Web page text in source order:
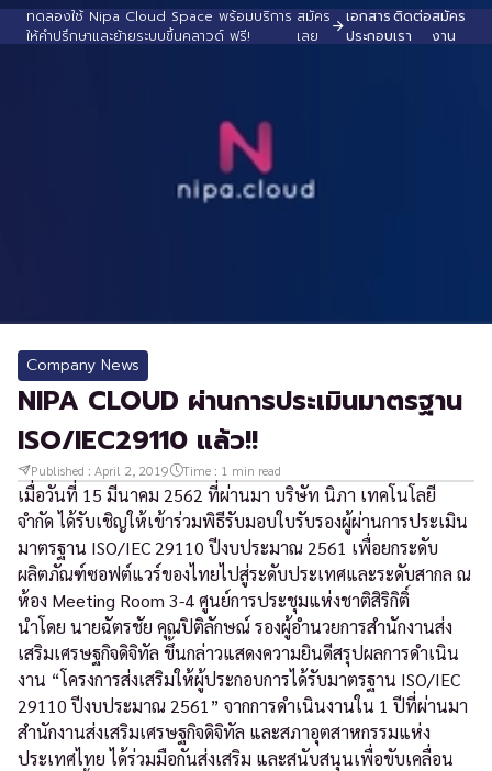
ทดลองใช้ Nipa Cloud Space พร้อมบริการ
ให้คำปรึกษาและย้ายระบบขึ้นคลาวด์ ฟรี!
สมัคร
เลย
เอกสาร
ประกอบ
ติดต่อ
เรา
สมัคร
งาน
Company News
NIPA CLOUD ผ่านการประเมินมาตรฐาน
ISO/IEC29110 แล้ว!!
Published : April 2, 2019 Time : 1 min read
เมื่อวันที่ 15 มีนาคม 2562 ที่ผ่านมา บริษัท นิภา เทคโนโลยี
จำกัด ได้รับเชิญให้เข้าร่วมพิธีรับมอบใบรับรองผู้ผ่านการประเมิน
มาตรฐาน ISO/IEC 29110 ปีงบประมาณ 2561 เพื่อยกระดับ
ผลิตภัณฑ์ซอฟต์แวร์ของไทยไปสู่ระดับประเทศและระดับสากล ณ
ห้อง Meeting Room 3-4 ศูนย์การประชุมแห่งชาติสิริกิติ์
นำโดย นายฉัตรชัย คุณปิติลักษณ์ รองผู้อำนวยการสำนักงานส่ง
เสริมเศรษฐกิจดิจิทัล ขึ้นกล่าวแสดงความยินดีสรุปผลการดำเนิน
งาน “โครงการส่งเสริมให้ผู้ประกอบการได้รับมาตรฐาน ISO/IEC
29110 ปีงบประมาณ 2561” จากการดำเนินงานใน 1 ปีที่ผ่านมา
สำนักงานส่งเสริมเศรษฐกิจดิจิทัล และสภาอุตสาหกรรมแห่ง
ประเทศไทย ได้ร่วมมือกันส่งเสริม และสนับสนุนเพื่อขับเคลื่อน